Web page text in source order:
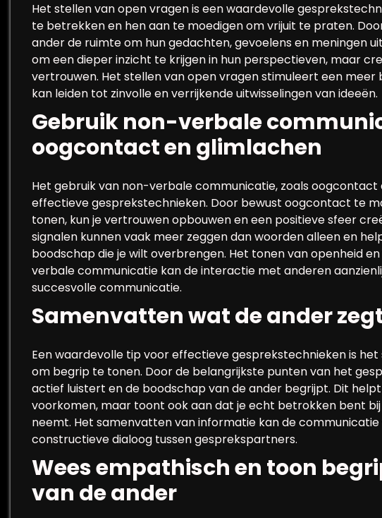
Het stellen van open vragen is een waardevolle
te betrekken en hen aan te moedigen om vrijuit te praten.
ander de ruimte om hun gedachten, gevoelens en meningen
om een dieper inzicht te krijgen in hun perspectieven, maar
vertrouwen. Het stellen van open vragen stimuleert een
kan leiden tot zinvolle en verrijkende uitwisselingen van ideeën.
Gebruik non-verbale
oogcontact en glimlachen
Het gebruik van non-verbale communicatie, zoals
effectieve gesprekstechnieken. Door bewust oogcontact te
tonen, kun je vertrouwen opbouwen en een positieve sfeer
signalen kunnen vaak meer zeggen dan woorden alleen en
boodschap die je wilt overbrengen. Het tonen van openheid
verbale communicatie kan de interactie met anderen
succesvolle communicatie.
Samenvatten wat de ander
Een waardevolle tip voor effectieve gesprekstechnieken is
om begrip te tonen. Door de belangrijkste punten van het
actief luistert en de boodschap van de ander begrijpt. Dit
voorkomen, maar toont ook aan dat je echt betrokken bent
neemt. Het samenvatten van informatie kan de
constructieve dialoog tussen gesprekspartners.
Wees empathisch en toon
van de ander